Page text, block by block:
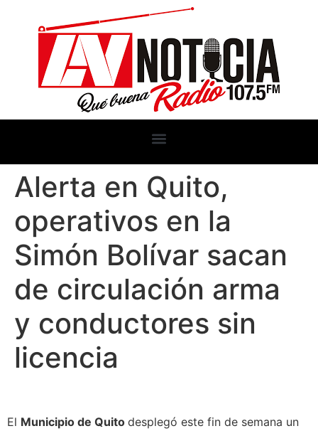
Alerta en Quito,
operativos en la
Simón Bolívar sacan
de circulación arma
y conductores sin
licencia
El Municipio de Quito desplegó este fin de semana un